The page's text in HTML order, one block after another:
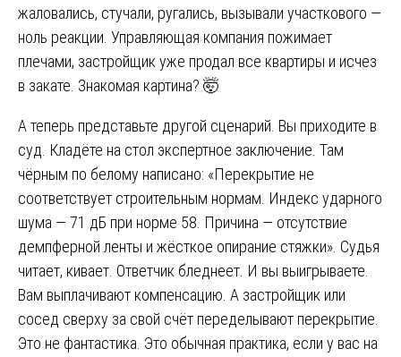
жаловались, стучали, ругались, вызывали участкового —
ноль реакции. Управляющая компания пожимает
плечами, застройщик уже продал все квартиры и исчез
в закате. Знакомая картина? 🤯
А теперь представьте другой сценарий. Вы приходите в
суд. Кладёте на стол экспертное заключение. Там
чёрным по белому написано: «Перекрытие не
соответствует строительным нормам. Индекс ударного
шума — 71 дБ при норме 58. Причина — отсутствие
демпферной ленты и жёсткое опирание стяжки». Судья
читает, кивает. Ответчик бледнеет. И вы выигрываете.
Вам выплачивают компенсацию. А застройщик или
сосед сверху за свой счёт переделывают перекрытие.
Это не фантастика. Это обычная практика, если у вас на